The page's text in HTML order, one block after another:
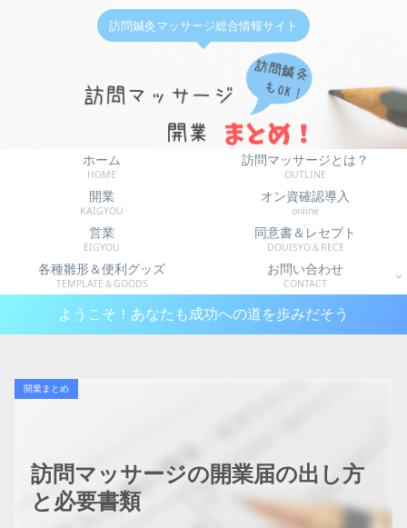
訪問鍼灸マッサージ総合情報サイト
ホーム
HOME
訪問マッサージとは？
OUTLINE
開業
KAIGYOU
オン資確認導入
online
営業
EIGYOU
同意書＆レセプト
DOUISYO＆RECE
各種雛形＆便利グッズ
TEMPLATE＆GOODS
お問い合わせ
CONTACT
ようこそ！あなたも成功への道を歩みだそう
訪問マッサージの開業届の出し方
と必要書類
開業まとめ